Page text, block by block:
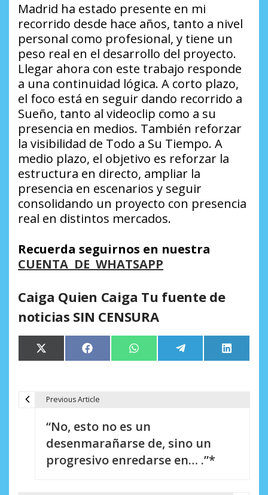
Madrid ha estado presente en mi
recorrido desde hace años, tanto a nivel
personal como profesional, y tiene un
peso real en el desarrollo del proyecto.
Llegar ahora con este trabajo responde
a una continuidad lógica. A corto plazo,
el foco está en seguir dando recorrido a
Sueño, tanto al videoclip como a su
presencia en medios. También reforzar
la visibilidad de Todo a Su Tiempo. A
medio plazo, el objetivo es reforzar la
estructura en directo, ampliar la
presencia en escenarios y seguir
consolidando un proyecto con presencia
real en distintos mercados.
Recuerda seguirnos en nuestra
CUENTA DE WHATSAPP
Caiga Quien Caiga Tu fuente de
noticias SIN CENSURA
Compartir
en
X
(Twitter)
Compartir
en
Facebook Compartir
en
WhatsApp Compartir
en
Telegram
en
LinkedIn
Previous Article
“No, esto no es un
desenmarañarse de, sino un
progresivo enredarse en… .”*